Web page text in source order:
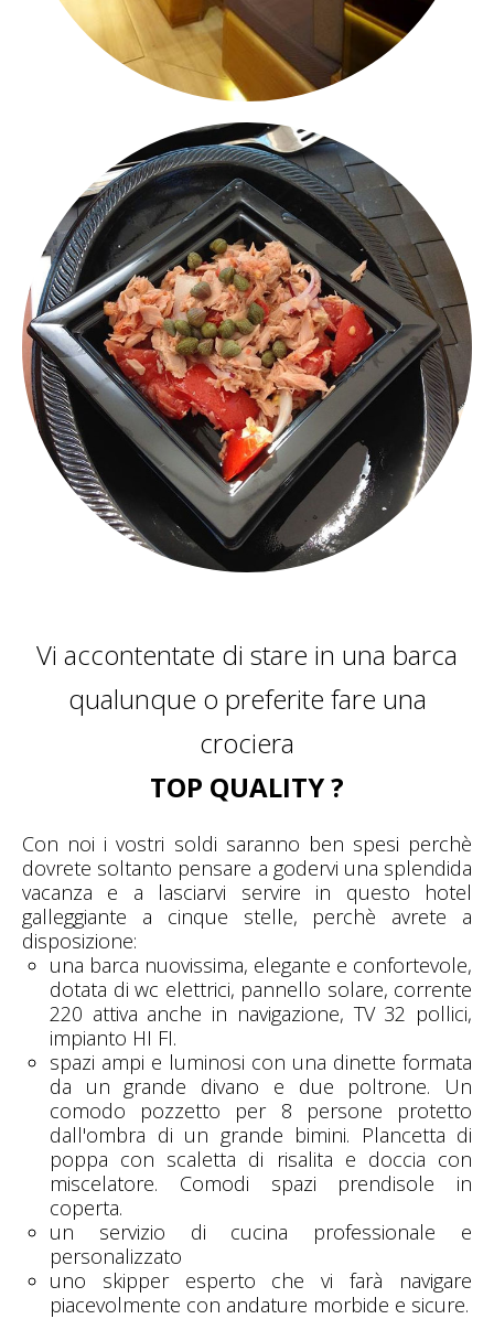
Vi accontentate di stare in una barca
qualunque o preferite fare una
crociera
TOP QUALITY ?
Con noi i vostri soldi saranno ben spesi perchè
dovrete soltanto pensare a godervi una splendida
vacanza e a lasciarvi servire in questo hotel
galleggiante a cinque stelle, perchè avrete a
disposizione:
una barca nuovissima, elegante e confortevole,
dotata di wc elettrici, pannello solare, corrente
220 attiva anche in navigazione, TV 32 pollici,
impianto HI FI.
spazi ampi e luminosi con una dinette formata
da un grande divano e due poltrone. Un
comodo pozzetto per 8 persone protetto
dall'ombra di un grande bimini. Plancetta di
poppa con scaletta di risalita e doccia con
miscelatore. Comodi spazi prendisole in
coperta.
un servizio di cucina professionale e
personalizzato
uno skipper esperto che vi farà navigare
piacevolmente con andature morbide e sicure.